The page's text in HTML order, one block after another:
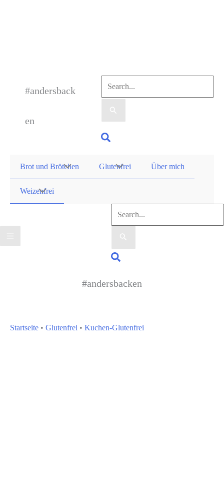
#andersback
en
Suchen
nach:
Suchen
Brot und Brötchen Glutenfrei Über mich
Weizenfrei
Suchen
nach:
Suchen
#andersbacken
Startseite • Glutenfrei • Kuchen-Glutenfrei